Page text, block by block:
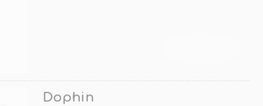
Dophin